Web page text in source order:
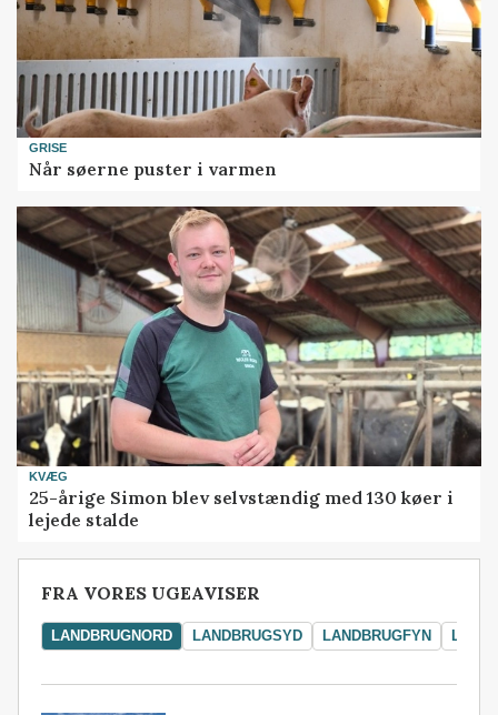
GRISE
Når søerne puster i varmen
KVÆG
25-årige Simon blev selvstændig med 130 køer i
lejede stalde
FRA VORES UGEAVISER
LANDBRUGNORD LANDBRUGSYD LANDBRUGFYN